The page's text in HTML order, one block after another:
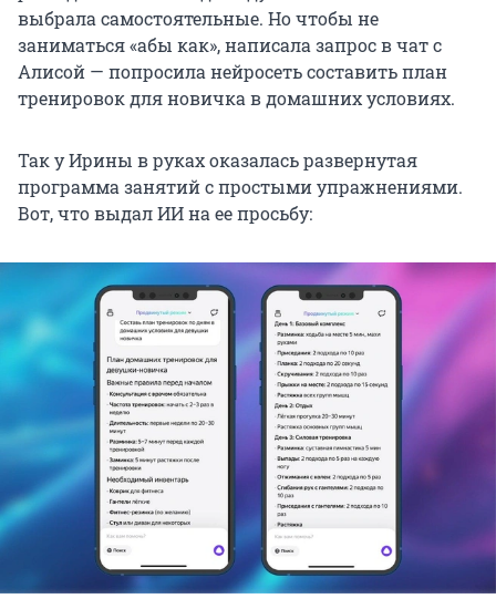
выбрала самостоятельные. Но чтобы не
заниматься «абы как», написала запрос в чат с
Алисой — попросила нейросеть составить план
тренировок для новичка в домашних условиях.
Так у Ирины в руках оказалась развернутая
программа занятий с простыми упражнениями.
Вот, что выдал ИИ на ее просьбу: